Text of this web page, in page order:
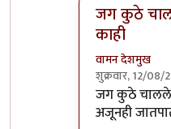
जग कुठे
काही
वामन देशमुख
शुक्रवार, 12/08/
In reply to।
जग कुठे
अजूनही